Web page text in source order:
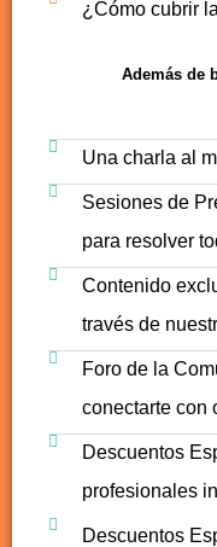
¿Cómo cubrir
Además de
Una charla al
Sesiones de
para resolver
Contenido
través de
Foro de la
conectarte con
Descuentos
profesionales
Descuentos